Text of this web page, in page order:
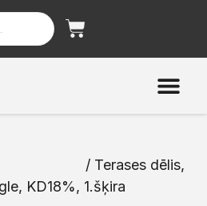
/ Terases dēlis,
KD18%, 1.šķira